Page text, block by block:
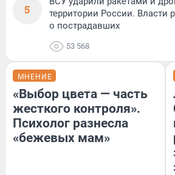
5
территории России. Власти
о пострадавших
53 568
МНЕНИЕ
«Выбор цвета — часть
жесткого контроля».
Психолог разнесла
«бежевых мам»